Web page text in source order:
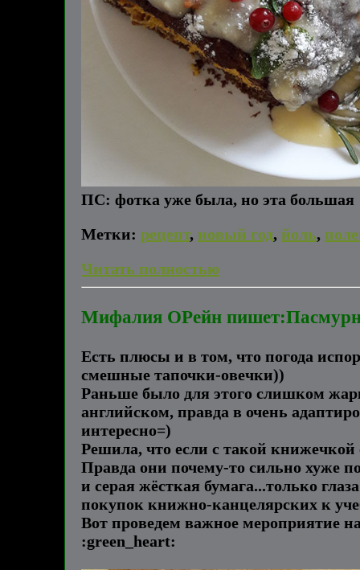
ПС: фотка уже была, но эта большая
Метки: рецепт, новый год, йоль,
Читать полностью
Мифалия ОРейн
Есть плюсы и в том, что погода
смешные тапочки-овечки))
Раньше было для этого слишком
английском, правда в очень
интересно=)
Решила, что если с такой
Правда они почему-то сильно хуже
и серая жёсткая бумага...только
покупок книжно-канцелярских к
Вот проведем важное мероприятие
:green_heart: